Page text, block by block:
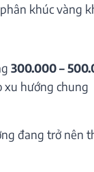
khúc
300.000 –
xu hướng chung
đang trở nên